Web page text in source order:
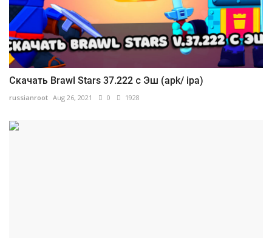
Скачать Brawl Stars 37.222 с Эш (apk/ ipa)
russianroot Aug 26, 2021 0 1928